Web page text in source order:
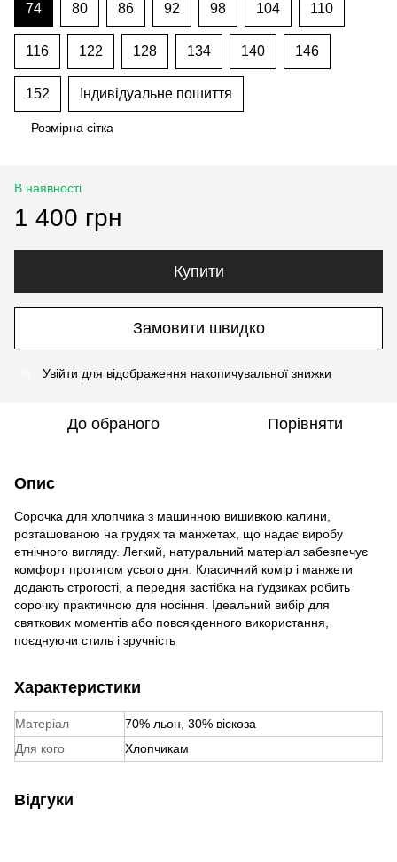
74 80 86 92 98 104 110
116 122 128 134 140 146
152 Індивідуальне пошиття
Розмірна сітка
В наявності
1 400 грн
Купити
Замовити швидко
Увійти для відображення накопичувальної знижки
До обраного Порівняти
Опис
Сорочка для хлопчика з машинною вишивкою калини,
розташованою на грудях та манжетах, що надає виробу
етнічного вигляду. Легкий, натуральний матеріал забезпечує
комфорт протягом усього дня. Класичний комір і манжети
додають строгості, а передня застібка на ґудзиках робить
сорочку практичною для носіння. Ідеальний вибір для
святкових моментів або повсякденного використання,
поєднуючи стиль і зручність
Характеристики
Матеріал
70% льон, 30% віскоза
Для кого
Хлопчикам
Відгуки